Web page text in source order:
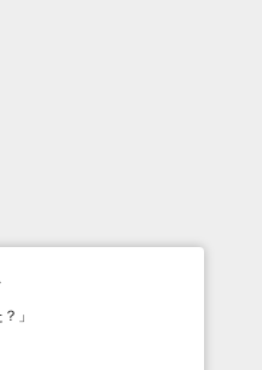
」